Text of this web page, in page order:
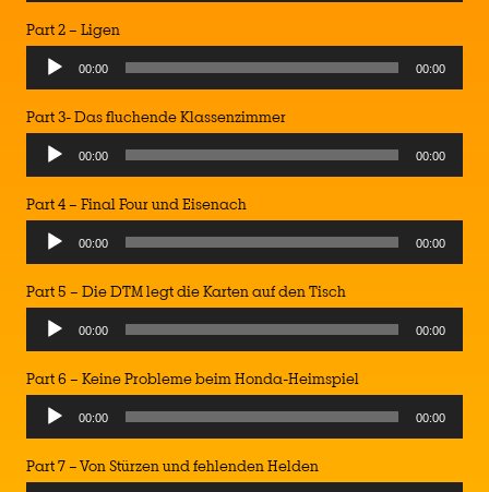
Player
Part 2 – Ligen
Audio
Player
00:00 00:00
Part 3- Das fluchende Klassenzimmer
Audio
Player
00:00 00:00
Part 4 – Final Four und Eisenach
Audio
Player
00:00 00:00
Part 5 – Die DTM legt die Karten auf den Tisch
Audio
Player
00:00 00:00
Part 6 – Keine Probleme beim Honda-Heimspiel
Audio
Player
00:00 00:00
Part 7 – Von Stürzen und fehlenden Helden